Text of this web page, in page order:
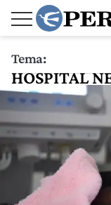
Tema:
HOSPITAL